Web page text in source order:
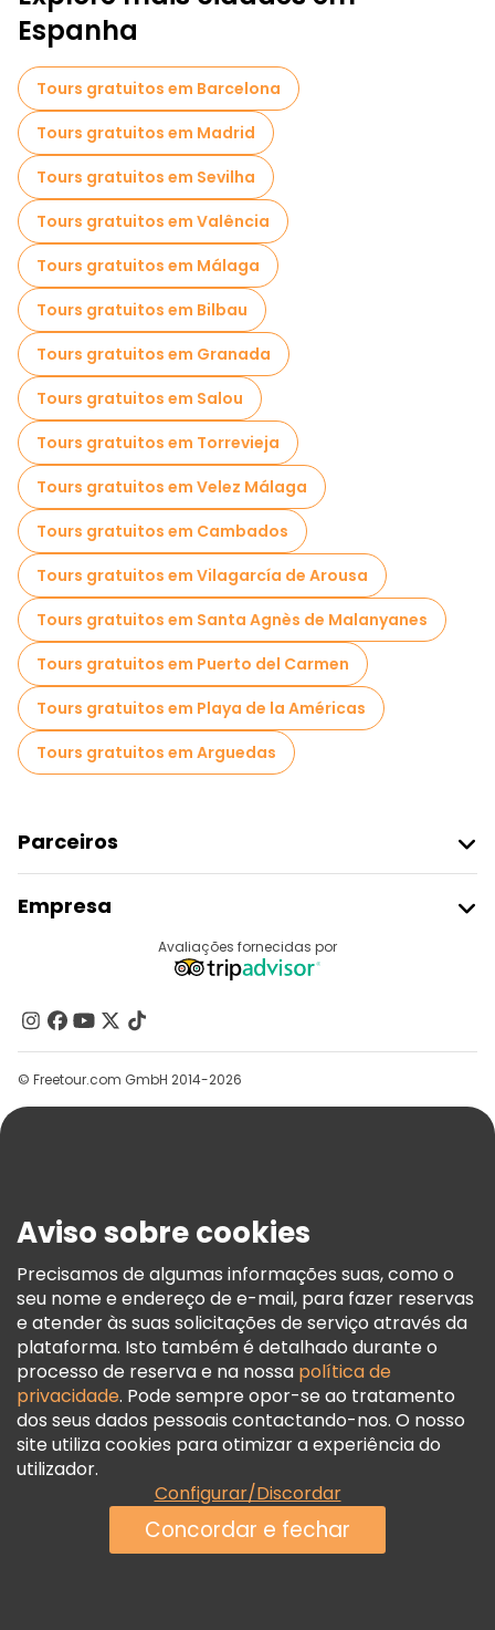
Visita guiada gratuita à cidade velha Aranjuez
Espanha
Tours gratuitos em Barcelona
Tours gratuitos em Madrid
Tours gratuitos em Sevilha
Tours gratuitos em Valência
Tours gratuitos em Málaga
Tours gratuitos em Bilbau
Tours gratuitos em Granada
Tours gratuitos em Salou
Tours gratuitos em Torrevieja
Tours gratuitos em Velez Málaga
Tours gratuitos em Cambados
Tours gratuitos em Vilagarcía de Arousa
Tours gratuitos em Santa Agnès de Malanyanes
Tours gratuitos em Puerto del Carmen
Tours gratuitos em Playa de la Américas
Tours gratuitos em Arguedas
Parceiros
Registo Do Fornecedor
Programa De Afiliados
Empresa
Contacte-Nos
Grupos
Ajuda
Termos E Informações Legais
Política De Cookies
Freetour Prémios
Programa De Fidelidade
Avaliações fornecidas por
© Freetour.com GmbH 2014-2026
Aviso sobre cookies
Precisamos de algumas informações suas, como o
seu nome e endereço de e-mail, para fazer reservas
e atender às suas solicitações de serviço através da
plataforma. Isto também é detalhado durante o
processo de reserva e na nossa política de
privacidade. Pode sempre opor-se ao tratamento
dos seus dados pessoais contactando-nos. O nosso
site utiliza cookies para otimizar a experiência do
utilizador.
Configurar/Discordar
Concordar e fechar